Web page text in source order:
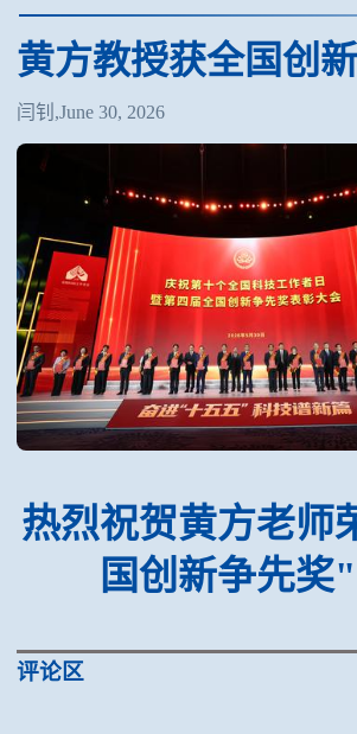
黄方教授获全国创
闫钊,June 30, 2026
热烈祝贺黄方老师
国创新争先奖"
评论区